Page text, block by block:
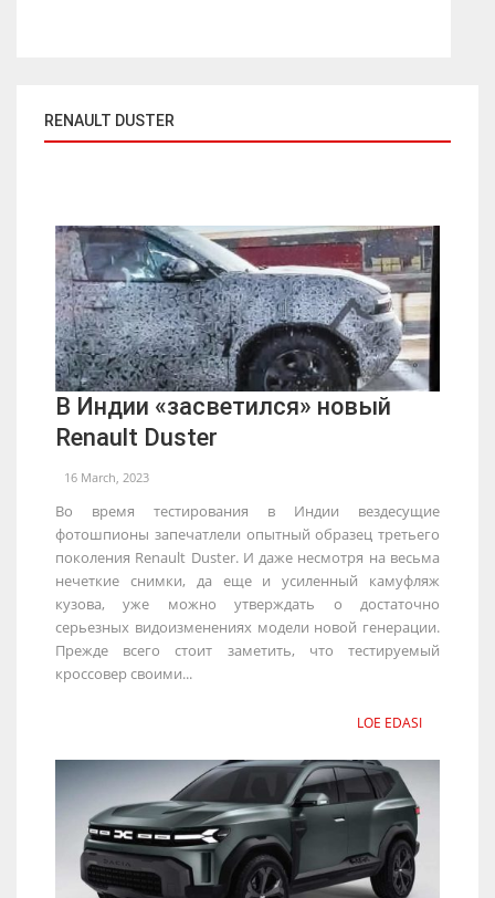
RENAULT DUSTER
В Индии «засветился» новый
Renault Duster
16 March, 2023
Во время тестирования в Индии вездесущие
фотошпионы запечатлели опытный образец третьего
поколения Renault Duster. И даже несмотря на весьма
нечеткие снимки, да еще и усиленный камуфляж
кузова, уже можно утверждать о достаточно
серьезных видоизменениях модели новой генерации.
Прежде всего стоит заметить, что тестируемый
кроссовер своими...
LOE EDASI